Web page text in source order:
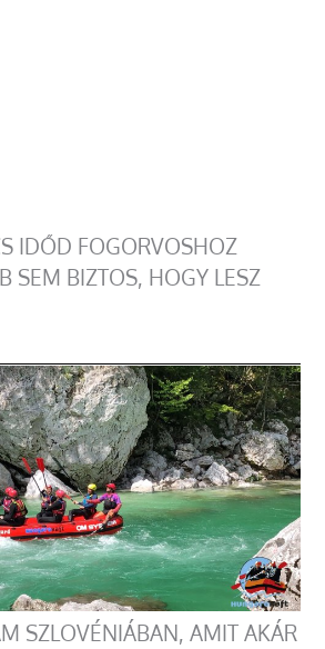
IDŐD FOGORVOSHOZ
SEM BIZTOS, HOGY LESZ
SZLOVÉNIÁBAN, AMIT AKÁR